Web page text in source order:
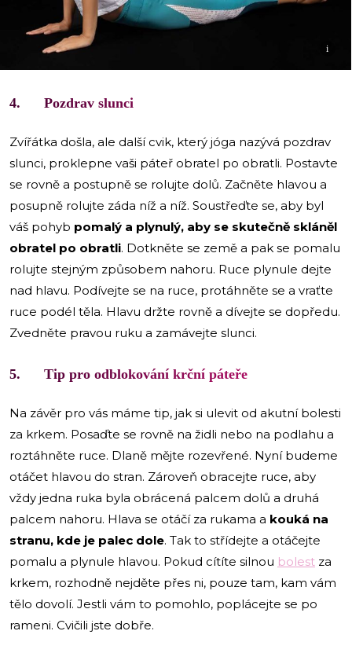
i
4. Pozdrav slunci
Zvířátka došla, ale další cvik, který jóga nazývá pozdrav
slunci, proklepne vaši páteř obratel po obratli. Postavte
se rovně a postupně se rolujte dolů. Začněte hlavou a
posupně rolujte záda níž a níž. Soustřeďte se, aby byl
váš pohyb pomalý a plynulý, aby se skutečně skláněl
obratel po obratli. Dotkněte se země a pak se pomalu
rolujte stejným způsobem nahoru. Ruce plynule dejte
nad hlavu. Podívejte se na ruce, protáhněte se a vraťte
ruce podél těla. Hlavu držte rovně a dívejte se dopředu.
Zvedněte pravou ruku a zamávejte slunci.
5. Tip pro odblokování krční páteře
Na závěr pro vás máme tip, jak si ulevit od akutní bolesti
za krkem. Posaďte se rovně na židli nebo na podlahu a
roztáhněte ruce. Dlaně mějte rozevřené. Nyní budeme
otáčet hlavou do stran. Zároveň obracejte ruce, aby
vždy jedna ruka byla obrácená palcem dolů a druhá
palcem nahoru. Hlava se otáčí za rukama a kouká na
stranu, kde je palec dole. Tak to střídejte a otáčejte
pomalu a plynule hlavou. Pokud cítíte silnou bolest za
krkem, rozhodně nejděte přes ni, pouze tam, kam vám
tělo dovolí. Jestli vám to pomohlo, poplácejte se po
rameni. Cvičili jste dobře.